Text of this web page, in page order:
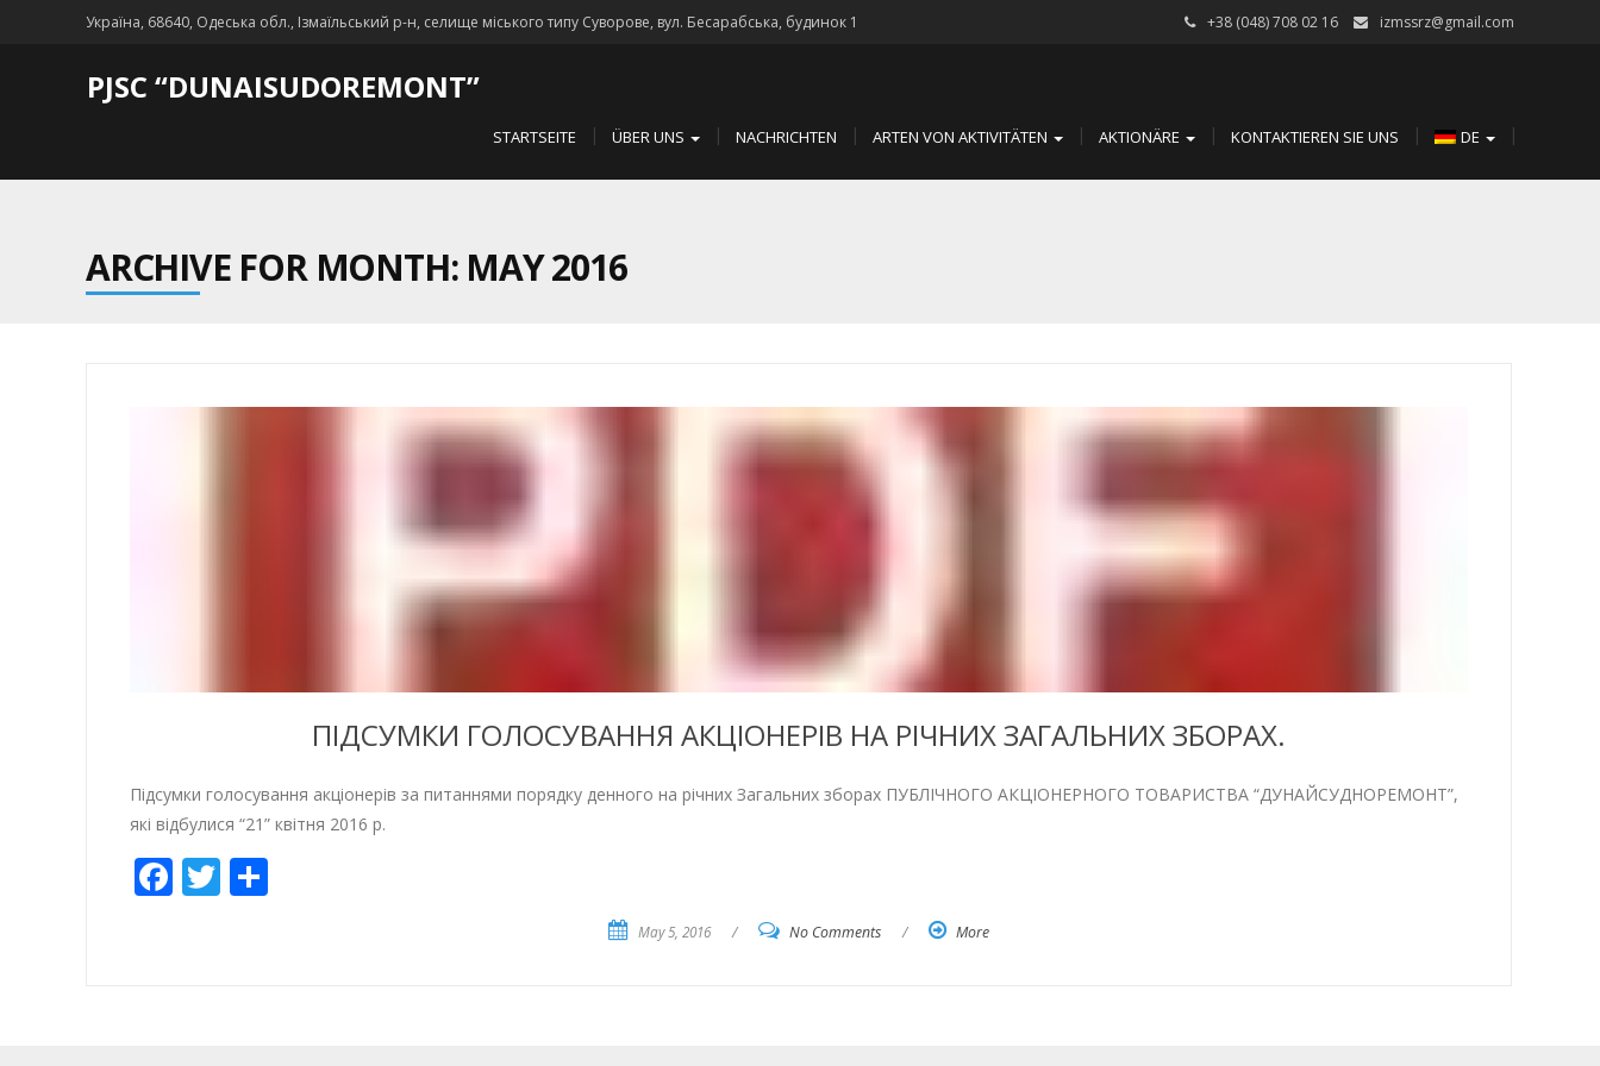
Україна, 68640, Одеська обл., Ізмаїльський р-н, селище міського типу Суворове, вул. Бесарабська, будинок 1 +38 (048) 708 02 16 izmssrz@gmail.com
PJSC “DUNAISUDOREMONT”
STARTSEITE ÜBER UNS NACHRICHTEN ARTEN VON AKTIVITÄTEN AKTIONÄRE KONTAKTIEREN SIE UNS DE
ARCHIVE FOR MONTH: MAY 2016
ПІДСУМКИ ГОЛОСУВАННЯ АКЦІОНЕРІВ НА РІЧНИХ ЗАГАЛЬНИХ ЗБОРАХ.
Підсумки голосування акціонерів за питаннями порядку денного на річних Загальних зборах ПУБЛІЧНОГО АКЦІОНЕРНОГО ТОВАРИСТВА “ДУНАЙСУДНОРЕМОНТ”,
які відбулися “21” квітня 2016 р.
Facebook
Twitter
Empfehlen
May 5, 2016 / No Comments / More